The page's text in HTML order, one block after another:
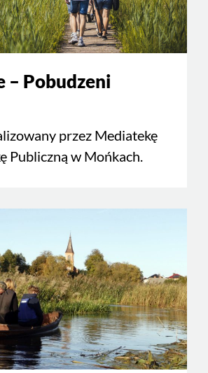
– Pobudzeni
przez Mediatekę
Publiczną w Mońkach.